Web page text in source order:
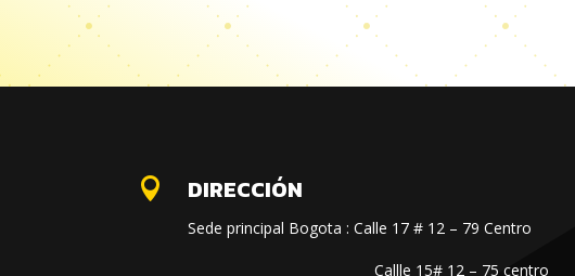
 DIRECCIÓN
Sede principal Bogota : Calle 17 # 12 – 79 Centro
Callle 15# 12 – 75 centro